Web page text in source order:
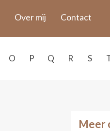
Over mij Contact
O P Q R S
Meer